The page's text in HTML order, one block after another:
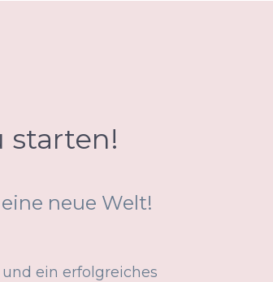
starten!
neue Welt!
ein erfolgreiches